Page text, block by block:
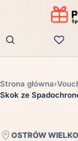
Strona główna›
Skok ze
OSTRÓW